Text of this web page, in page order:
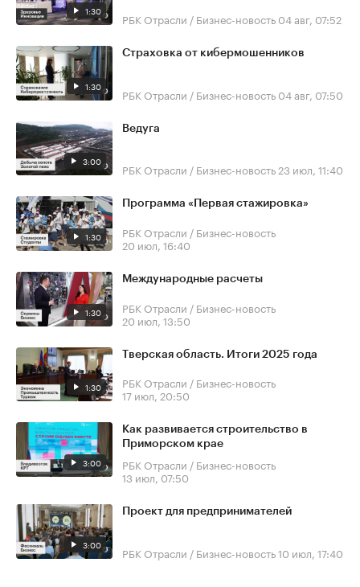
1:30 РБК Отрасли / Бизнес-новость 04 авг, 07:52
1:30
Страховка от кибермошенников
РБК Отрасли / Бизнес-новость 04 авг, 07:50
3:00
Ведуга
РБК Отрасли / Бизнес-новость 23 июл, 11:40
1:30
Программа «Первая стажировка»
РБК Отрасли / Бизнес-новость
20 июл, 16:40
1:30
Международные расчеты
РБК Отрасли / Бизнес-новость
20 июл, 13:50
1:30
Тверская область. Итоги 2025 года
РБК Отрасли / Бизнес-новость
17 июл, 20:50
3:00
Как развивается строительство в
Приморском крае
РБК Отрасли / Бизнес-новость
13 июл, 07:50
3:00
Проект для предпринимателей
РБК Отрасли / Бизнес-новость10 июл, 17:40